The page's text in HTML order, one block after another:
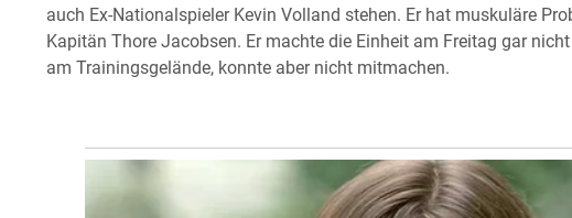
auch Ex-Nationalspieler Kevin Volland stehen. Er hat muskuläre
Kapitän Thore Jacobsen. Er machte die Einheit am Freitag gar
am Trainingsgelände, konnte aber nicht mitmachen.